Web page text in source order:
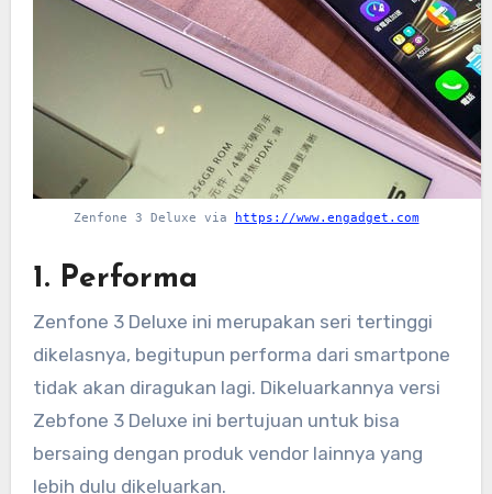
Zenfone 3 Deluxe via https://www.engadget.com
1. Performa
Zenfone 3 Deluxe ini merupakan seri tertinggi
dikelasnya, begitupun performa dari smartpone
tidak akan diragukan lagi. Dikeluarkannya versi
Zebfone 3 Deluxe ini bertujuan untuk bisa
bersaing dengan produk vendor lainnya yang
lebih dulu dikeluarkan.